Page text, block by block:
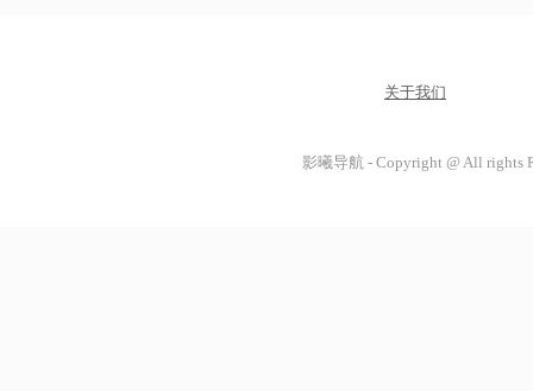
关于我们
影曦导航 - Copyright @ All rights